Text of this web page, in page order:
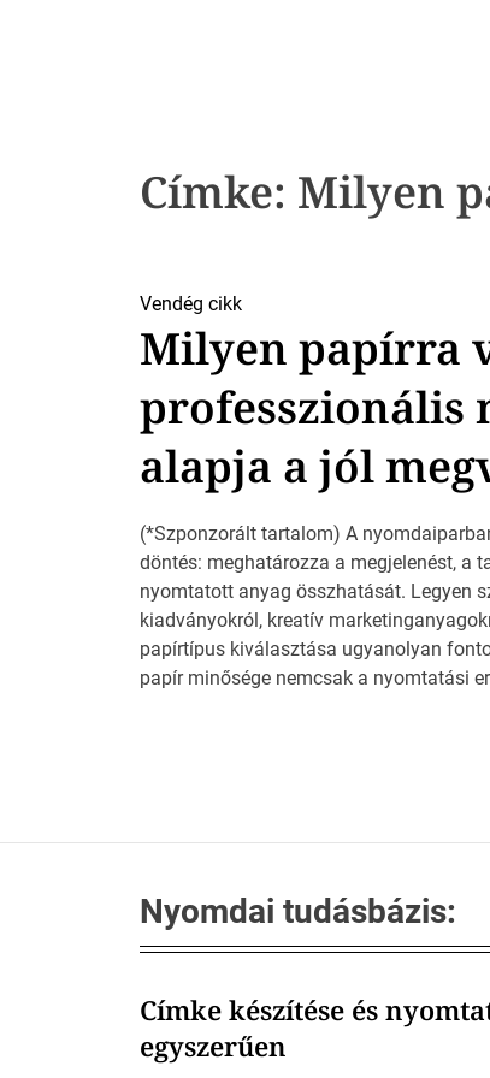
Címke: Milyen
Vendég cikk
Milyen papírra
professzionális
alapja a jól
(*Szponzorált tartalom) A
döntés: meghatározza a megjelenést, a
nyomtatott anyag összhatását. Legyen
kiadványokról, kreatív
papírtípus kiválasztása ugyanolyan
papír minősége nemcsak a nyomtatási
Nyomdai tudásbázis:
Címke készítése és
egyszerűen